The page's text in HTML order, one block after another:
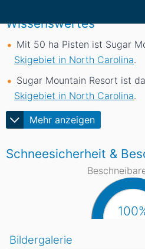
Wissenswertes
Mehr anzeigen
Mit 50 ha Pisten ist Sugar
Skigebiet in North Carolina.
Sugar Mountain Resort ist
Skigebiet in North Carolina.
Schneesicherheit &
Bildergalerie